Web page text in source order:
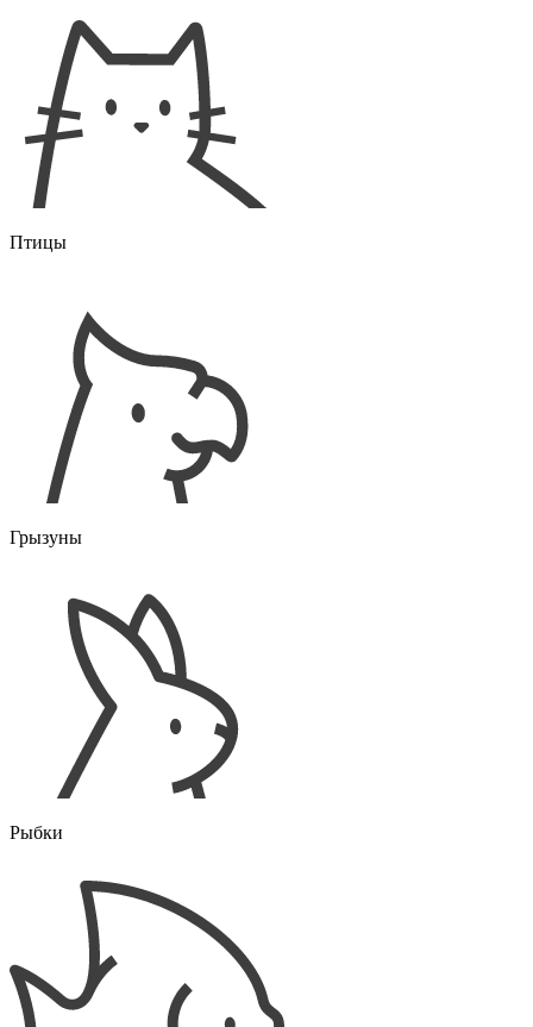
Птицы
Грызуны
Рыбки